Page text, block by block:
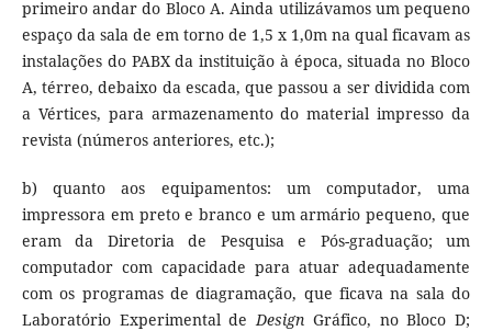
primeiro andar do Bloco A. Ainda utilizávamos um pequeno
espaço da sala de em torno de 1,5 x 1,0m na qual ficavam as
instalações do PABX da instituição à época, situada no Bloco
A, térreo, debaixo da escada, que passou a ser dividida com
a Vértices, para armazenamento do material impresso da
revista (números anteriores, etc.);
b) quanto aos equipamentos: um computador, uma
impressora em preto e branco e um armário pequeno, que
eram da Diretoria de Pesquisa e Pós-graduação; um
computador com capacidade para atuar adequadamente
com os programas de diagramação, que ficava na sala do
Laboratório Experimental de Design Gráfico, no Bloco D;